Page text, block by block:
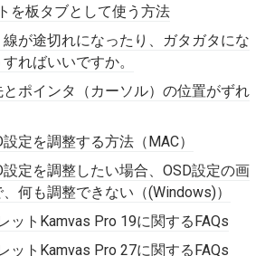
を板タブとして使う方法
が途切れになったり、ガタガタにな
ればいいですか。
ポインタ（カーソル）の位置がずれ
定を調整する方法（MAC）
設定を調整したい場合、OSD設定の画
何も調整できない（(Windows)）
ットKamvas Pro 19に関するFAQs
ットKamvas Pro 27に関するFAQs